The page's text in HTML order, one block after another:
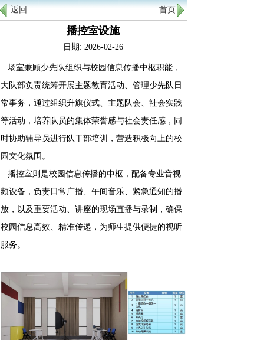
返回 首页
播控室设施
日期: 2026-02-26
场室兼顾少先队组织与校园信息传播中枢职能，
大队部负责统筹开展主题教育活动、管理少先队日
常事务，通过组织升旗仪式、主题队会、社会实践
等活动，培养队员的集体荣誉感与社会责任感，同
时协助辅导员进行队干部培训，营造积极向上的校
园文化氛围。
播控室‌则是校园信息传播的中枢，配备专业音视
频设备，负责日常广播、午间音乐、紧急通知的播
放，以及重要活动、讲座的现场直播与录制，确保
校园信息高效、精准传递，为师生提供便捷的视听
服务。